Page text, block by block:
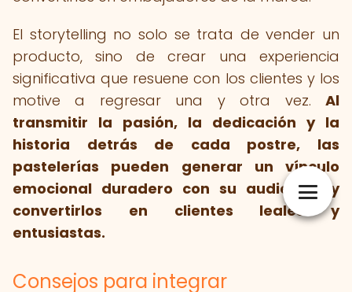
El storytelling no solo se trata de vender un
producto, sino de crear una experiencia
significativa que resuene con los clientes y los
motive a regresar una y otra vez. Al
transmitir la pasión, la dedicación y la
historia detrás de cada postre, las
pastelerías pueden generar un vínculo
emocional duradero con su audiencia y
convertirlos en clientes leales y
entusiastas.
Consejos para integrar